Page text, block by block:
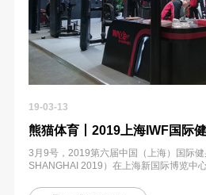
19-03-13
熊猫体育丨2019上海IWF国际
3月9号，2019第六届中国（上海）国际
SHANGHAI 2019）在上海新国际博览中